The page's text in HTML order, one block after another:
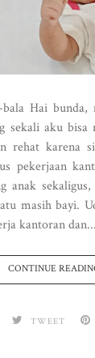
Hai
sekali aku bisa
rehat karena
pekerjaan
anak
masih bayi.
kantoran dan...
CONTINUE
TWEET